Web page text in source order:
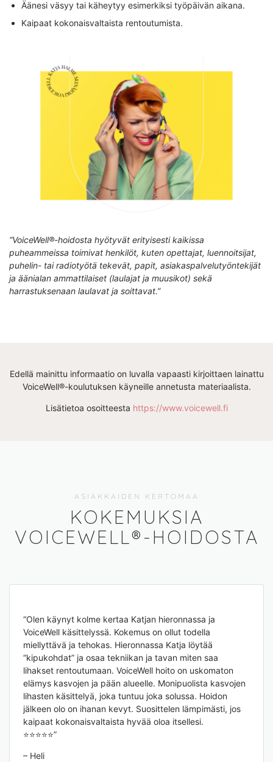
Äänesi väsyy tai käheytyy esimerkiksi työpäivän aikana.
Kaipaat kokonaisvaltaista rentoutumista.
“VoiceWell®-hoidosta hyötyvät erityisesti kaikissa
puheammeissa toimivat henkilöt, kuten opettajat, luennoitsijat,
puhelin- tai radiotyötä tekevät, papit, asiakaspalvelutyöntekijät
ja äänialan ammattilaiset (laulajat ja muusikot) sekä
harrastuksenaan laulavat ja soittavat.”
Edellä mainittu informaatio on luvalla vapaasti kirjoittaen lainattu
VoiceWell®-koulutuksen käyneille annetusta materiaalista.
Lisätietoa osoitteesta https://www.voicewell.fi
ASIAKKAIDEN KERTOMAA
KOKEMUKSIA
VOICEWELL®-HOIDOSTA
“Olen käynyt kolme kertaa Katjan hieronnassa ja
VoiceWell käsittelyssä. Kokemus on ollut todella
miellyttävä ja tehokas. Hieronnassa Katja löytää
“kipukohdat” ja osaa tekniikan ja tavan miten saa
lihakset rentoutumaan. VoiceWell hoito on uskomaton
elämys kasvojen ja pään alueelle. Monipuolista kasvojen
lihasten käsittelyä, joka tuntuu joka solussa. Hoidon
jälkeen olo on ihanan kevyt. Suosittelen lämpimästi, jos
kaipaat kokonaisvaltaista hyvää oloa itsellesi.
⭐⭐⭐⭐⭐”
– Heli